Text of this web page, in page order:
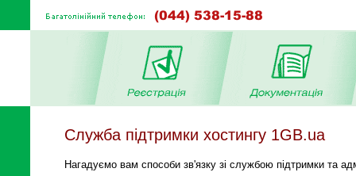
Служба підтримки хостингу 1GB.ua
Нагадуємо вам способи зв'язку зі службою підтримки та